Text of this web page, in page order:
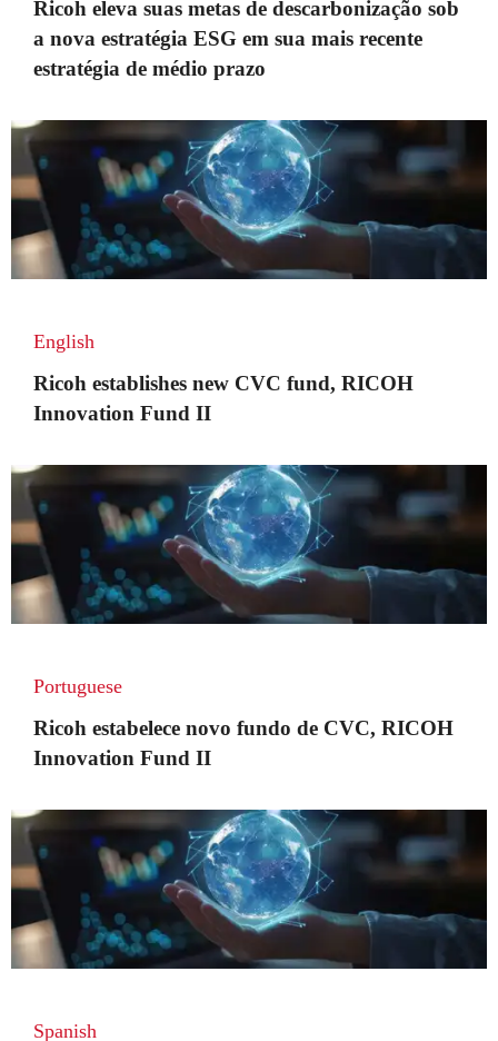
Ricoh eleva suas metas de descarbonização sob
a nova estratégia ESG em sua mais recente
estratégia de médio prazo
English
Ricoh establishes new CVC fund, RICOH
Innovation Fund II
Portuguese
Ricoh estabelece novo fundo de CVC, RICOH
Innovation Fund II
Spanish